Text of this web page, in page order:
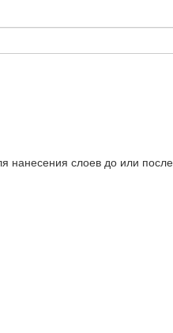
нанесения слоев до или